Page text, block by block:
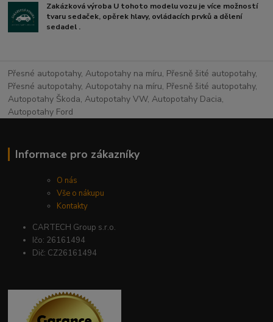
Zakázková výroba U tohoto modelu vozu je více možností
tvaru sedaček, opěrek hlavy, ovládacích prvků a dělení
sedadel .
Přesné autopotahy, Autopotahy na míru, Přesně šité autopotahy,
Přesné autopotahy, Autopotahy na míru, Přesně šité autopotahy,
Autopotahy Škoda, Autopotahy VW, Autopotahy Dacia,
Autopotahy Ford
Informace pro zákazníky
O nás
Vše o nákupu
Kontakty
CARTECH Group s.r.o.
Ičo: 26161494
Dič: CZ26161494